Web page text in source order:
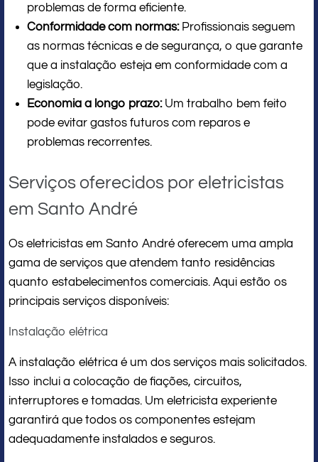
problemas de forma eficiente.
Conformidade com normas:Profissionais seguem
as normas técnicas e de segurança, o que garante
que a instalação esteja em conformidade com a
legislação.
Economia a longo prazo:Um trabalho bem feito
pode evitar gastos futuros com reparos e
problemas recorrentes.
Serviços oferecidos por eletricistas
em Santo André
Os eletricistas em Santo André oferecem uma ampla
gama de serviços que atendem tanto residências
quanto estabelecimentos comerciais. Aqui estão os
principais serviços disponíveis:
Instalação elétrica
A instalação elétrica é um dos serviços mais solicitados.
Isso inclui a colocação de fiações, circuitos,
interruptores e tomadas. Um eletricista experiente
garantirá que todos os componentes estejam
adequadamente instalados e seguros.